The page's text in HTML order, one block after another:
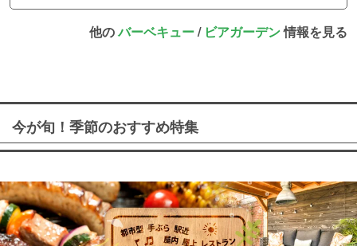
他のバーベキュー/ ビアガーデン情報を見る
今が旬！季節のおすすめ特集